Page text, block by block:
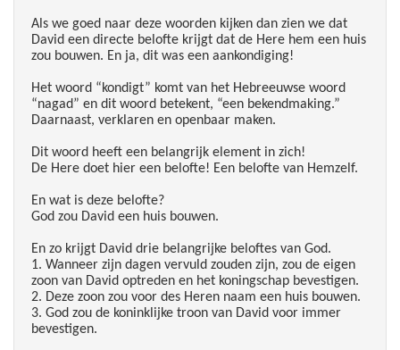
Als we goed naar deze woorden kijken dan zien we dat
David een directe belofte krijgt dat de Here hem een huis
zou bouwen. En ja, dit was een aankondiging!
Het woord “kondigt” komt van het Hebreeuwse woord
“nagad” en dit woord betekent, “een bekendmaking.”
Daarnaast, verklaren en openbaar maken.
Dit woord heeft een belangrijk element in zich!
De Here doet hier een belofte! Een belofte van Hemzelf.
En wat is deze belofte?
God zou David een huis bouwen.
En zo krijgt David drie belangrijke beloftes van God.
1. Wanneer zijn dagen vervuld zouden zijn, zou de eigen
zoon van David optreden en het koningschap bevestigen.
2. Deze zoon zou voor des Heren naam een huis bouwen.
3. God zou de koninklijke troon van David voor immer
bevestigen.